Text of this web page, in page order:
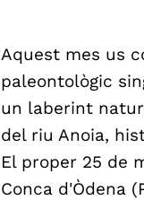
Aquest mes us
paleontològic
un laberint
del riu Anoia,
El proper 25 de
Conca d'Òdena